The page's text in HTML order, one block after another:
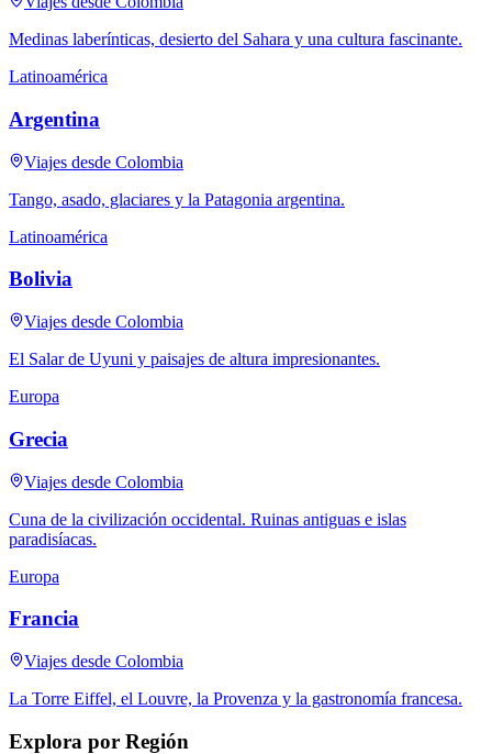
Medinas laberínticas, desierto del Sahara y una cultura fascinante.
Latinoamérica
Argentina
Viajes desde Colombia
Tango, asado, glaciares y la Patagonia argentina.
Latinoamérica
Bolivia
Viajes desde Colombia
El Salar de Uyuni y paisajes de altura impresionantes.
Europa
Grecia
Viajes desde Colombia
Cuna de la civilización occidental. Ruinas antiguas e islas
paradisíacas.
Europa
Francia
Viajes desde Colombia
La Torre Eiffel, el Louvre, la Provenza y la gastronomía francesa.
Explora por Región